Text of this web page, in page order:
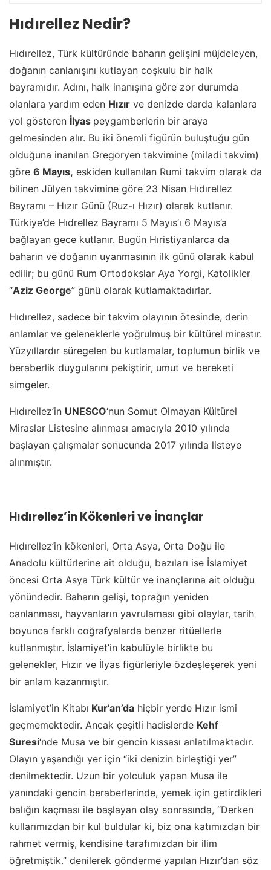
Hıdırellez Nedir?
Hıdırellez, Türk kültüründe baharın gelişini müjdeleyen,
doğanın canlanışını kutlayan coşkulu bir halk
bayramıdır. Adını, halk inanışına göre zor durumda
olanlara yardım eden Hızır ve denizde darda kalanlara
yol gösteren İlyas peygamberlerin bir araya
gelmesinden alır. Bu iki önemli figürün buluştuğu gün
olduğuna inanılan Gregoryen takvimine (miladi takvim)
göre 6 Mayıs, eskiden kullanılan Rumi takvim olarak da
bilinen Jülyen takvimine göre 23 Nisan Hıdırellez
Bayramı – Hızır Günü (Ruz-ı Hızır) olarak kutlanır.
Türkiye’de Hıdrellez Bayramı 5 Mayıs’ı 6 Mayıs’a
bağlayan gece kutlanır. Bugün Hıristiyanlarca da
baharın ve doğanın uyanmasının ilk günü olarak kabul
edilir; bu günü Rum Ortodokslar Aya Yorgi, Katolikler
“Aziz George” günü olarak kutlamaktadırlar.
Hıdırellez, sadece bir takvim olayının ötesinde, derin
anlamlar ve geleneklerle yoğrulmuş bir kültürel mirastır.
Yüzyıllardır süregelen bu kutlamalar, toplumun birlik ve
beraberlik duygularını pekiştirir, umut ve bereketi
simgeler.
Hıdırellez’in UNESCO‘nun Somut Olmayan Kültürel
Miraslar Listesine alınması amacıyla 2010 yılında
başlayan çalışmalar sonucunda 2017 yılında listeye
alınmıştır.
Hıdırellez’in Kökenleri ve İnançlar
Hıdırellez’in kökenleri, Orta Asya, Orta Doğu ile
Anadolu kültürlerine ait olduğu, bazıları ise İslamiyet
öncesi Orta Asya Türk kültür ve inançlarına ait olduğu
yönündedir. Baharın gelişi, toprağın yeniden
canlanması, hayvanların yavrulaması gibi olaylar, tarih
boyunca farklı coğrafyalarda benzer ritüellerle
kutlanmıştır. İslamiyet’in kabulüyle birlikte bu
gelenekler, Hızır ve İlyas figürleriyle özdeşleşerek yeni
bir anlam kazanmıştır.
İslamiyet’in Kitabı Kur’an’da hiçbir yerde Hızır ismi
geçmemektedir. Ancak çeşitli hadislerde Kehf
Suresi‘nde Musa ve bir gencin kıssası anlatılmaktadır.
Olayın yaşandığı yer için “iki denizin birleştiği yer”
denilmektedir. Uzun bir yolculuk yapan Musa ile
yanındaki gencin beraberlerinde, yemek için getirdikleri
balığın kaçması ile başlayan olay sonrasında, “Derken
kullarımızdan bir kul buldular ki, biz ona katımızdan bir
rahmet vermiş, kendisine tarafımızdan bir ilim
öğretmiştik.” denilerek gönderme yapılan Hızır’dan söz